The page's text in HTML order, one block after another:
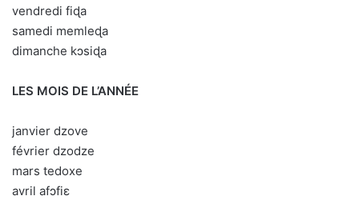
vendredi fiɖa
samedi memleɖa
dimanche kɔsiɖa
LES MOIS DE L’ANNÉE
janvier dzove
février dzodze
mars tedoxe
avril afɔfiɛ